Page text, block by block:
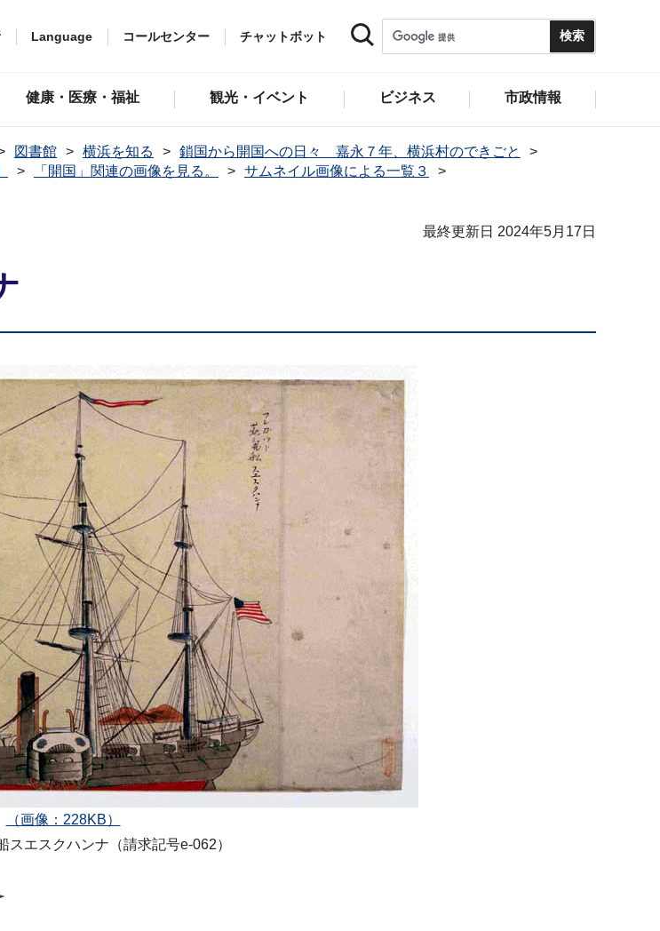
Language コールセンター チャットボット
健康・医療・福祉 観光・イベント ビジネス 市政情報
図書館 横浜を知る
鎖国から開国への日々 嘉永７年、横浜村のできごと
「開国」関連の画像を見る。
サムネイル画像による一覧３
最終更新日 2024年5月17日
（画像：228KB）
スエスクハンナ（請求記号e-062）